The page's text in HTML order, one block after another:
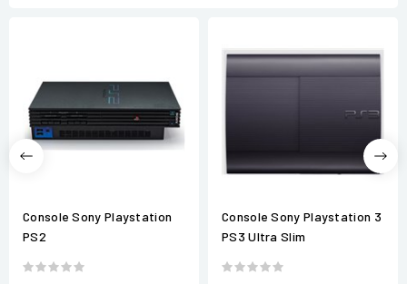
Console Sony Playstation
PS2
Console Sony Playstation 3
PS3 Ultra Slim